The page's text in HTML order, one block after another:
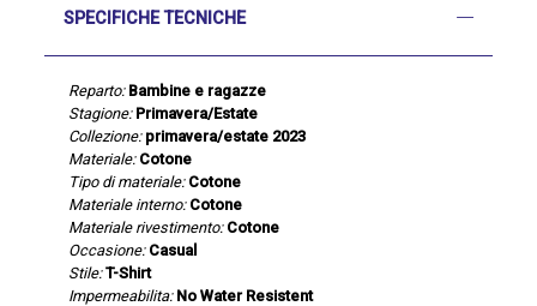
SPECIFICHE TECNICHE
Reparto: Bambine e ragazze
Stagione: Primavera/Estate
Collezione: primavera/estate 2023
Materiale: Cotone
Tipo di materiale: Cotone
Materiale interno: Cotone
Materiale rivestimento: Cotone
Occasione: Casual
Stile: T-Shirt
Impermeabilita: No Water Resistent